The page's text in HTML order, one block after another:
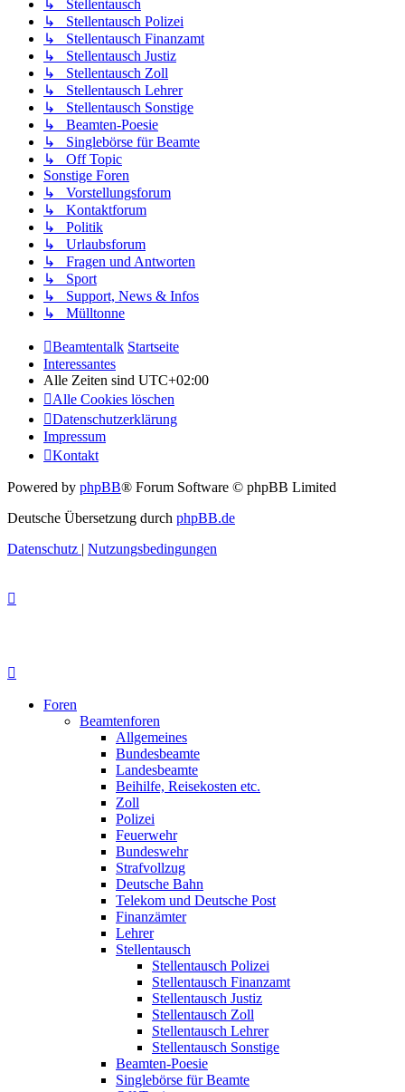
↳ Stellentausch
↳ Stellentausch Polizei
↳ Stellentausch Finanzamt
↳ Stellentausch Justiz
↳ Stellentausch Zoll
↳ Stellentausch Lehrer
↳ Stellentausch Sonstige
↳ Beamten-Poesie
↳ Singlebörse für Beamte
↳ Off Topic
Sonstige Foren
↳ Vorstellungsforum
↳ Kontaktforum
↳ Politik
↳ Urlaubsforum
↳ Fragen und Antworten
↳ Sport
↳ Support, News & Infos
↳ Mülltonne
Beamtentalk Startseite
Interessantes
Alle Zeiten sind UTC+02:00
Alle Cookies löschen
Datenschutzerklärung
Impressum
Kontakt
Powered by phpBB® Forum Software © phpBB Limited
Deutsche Übersetzung durch phpBB.de
Datenschutz | Nutzungsbedingungen
Foren
Beamtenforen
Allgemeines
Bundesbeamte
Landesbeamte
Beihilfe, Reisekosten etc.
Zoll
Polizei
Feuerwehr
Bundeswehr
Strafvollzug
Deutsche Bahn
Telekom und Deutsche Post
Finanzämter
Lehrer
Stellentausch
Stellentausch Polizei
Stellentausch Finanzamt
Stellentausch Justiz
Stellentausch Zoll
Stellentausch Lehrer
Stellentausch Sonstige
Beamten-Poesie
Singlebörse für Beamte